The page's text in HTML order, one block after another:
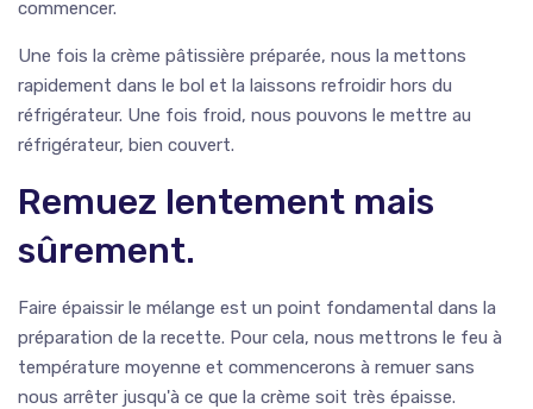
commencer.
Une fois la crème pâtissière préparée, nous la mettons
rapidement dans le bol et la laissons refroidir hors du
réfrigérateur. Une fois froid, nous pouvons le mettre au
réfrigérateur, bien couvert.
Remuez lentement mais
sûrement.
Faire épaissir le mélange est un point fondamental dans la
préparation de la recette. Pour cela, nous mettrons le feu à
température moyenne et commencerons à remuer sans
nous arrêter jusqu'à ce que la crème soit très épaisse.